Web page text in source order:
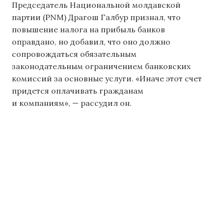
Председатель Национальной молдавской
партии (PNM) Драгош Галбур признал, что
повышение налога на прибыль банков
оправдано, но добавил, что оно должно
сопровождаться обязательным
законодательным ограничением банковских
комиссий за основные услуги. «Иначе этот счет
придется оплачивать гражданам
и компаниям», — рассудил он.